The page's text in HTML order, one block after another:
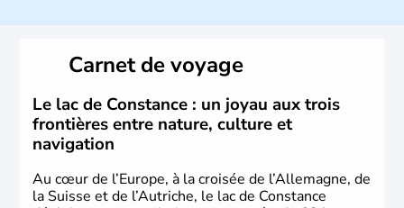
compte aujourd'hui plus de 8 millions d'habitants.
L'Autriche a donné naissance à de nombreux artistes :
Mozart, Schubert, le psychanalyste Freud, Romy
Schneider, Arnold Schwarzenegger, Anton Bruckner,
Gustav Mahler font partie des Autrichiens les plus
marquants de ces dernières décennies.
Carnet de voyage
Le lac de Constance : un joyau aux trois
frontières entre nature, culture et
navigation
Au cœur de l’Europe, à la croisée de l’Allemagne, de
la Suisse et de l’Autriche, le lac de Constance